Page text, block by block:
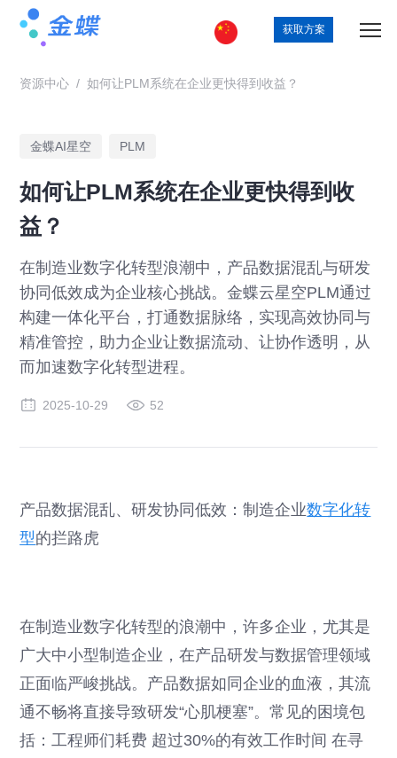
获取方案
资源中心 / 如何让PLM系统在企业更快得到收益？
金蝶AI星空 PLM
如何让PLM系统在企业更快得到收
益？
在制造业数字化转型浪潮中，产品数据混乱与研发
协同低效成为企业核心挑战。金蝶云星空PLM通过
构建一体化平台，打通数据脉络，实现高效协同与
精准管控，助力企业让数据流动、让协作透明，从
而加速数字化转型进程。
2025-10-29 52
产品数据混乱、研发协同低效：制造企业数字化转
型的拦路虎
在制造业数字化转型的浪潮中，许多企业，尤其是
广大中小型制造企业，在产品研发与数据管理领域
正面临严峻挑战。产品数据如同企业的血液，其流
通不畅将直接导致研发“心肌梗塞”。常见的困境包
括：工程师们耗费 超过30%的有效工作时间 在寻